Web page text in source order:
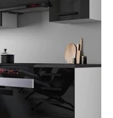
et garantit une
SYSTÈME
&
– Poignées haut
en aluminium
revêtement
pour une
résistance et un
moderne. Les pieds